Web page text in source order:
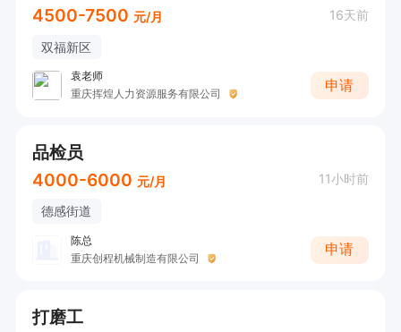
4500-7500 元/月 16天前
双福新区
袁老师
重庆挥煌人力资源服务有限公司
申请
品检员
4000-6000 元/月 11小时前
德感街道
陈总
重庆创程机械制造有限公司
申请
打磨工